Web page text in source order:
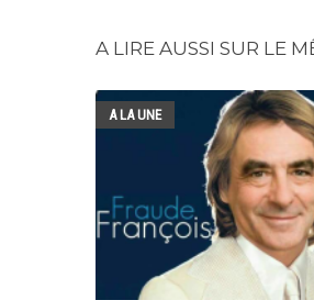
A LIRE AUSSI SUR LE
A LA UNE